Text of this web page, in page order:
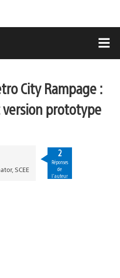
City Rampage :
version prototype
SCEE
2
Réponses
de
l'auteur